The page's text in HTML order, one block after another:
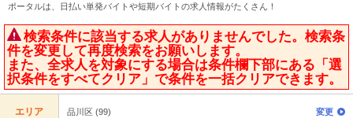
ポータルは、日払い単発バイトや短期バイトの求人情報がたくさん！
検索条件に該当する求人がありませんでした。検索条
件を変更して再度検索をお願いします。
また、全求人を対象にする場合は条件欄下部にある「選
択条件をすべてクリア」で条件を一括クリアできます。
エリア 品川区 (99) 変更